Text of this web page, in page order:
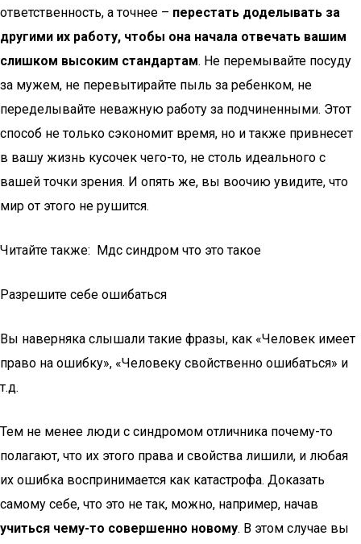
ответственность, а точнее – перестать доделывать за
другими их работу, чтобы она начала отвечать вашим
слишком высоким стандартам. Не перемывайте посуду
за мужем, не перевытирайте пыль за ребенком, не
переделывайте неважную работу за подчиненными. Этот
способ не только сэкономит время, но и также привнесет
в вашу жизнь кусочек чего-то, не столь идеального с
вашей точки зрения. И опять же, вы воочию увидите, что
мир от этого не рушится.
Читайте также: Мдс синдром что это такое
Разрешите себе ошибаться
Вы наверняка слышали такие фразы, как «Человек имеет
право на ошибку», «Человеку свойственно ошибаться» и
т.д.
Тем не менее люди с синдромом отличника почему-то
полагают, что их этого права и свойства лишили, и любая
их ошибка воспринимается как катастрофа. Доказать
самому себе, что это не так, можно, например, начав
учиться чему-то совершенно новому. В этом случае вы